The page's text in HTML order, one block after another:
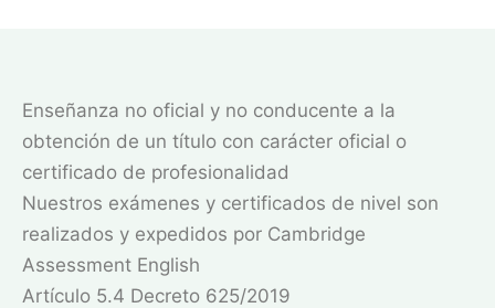
Enseñanza no oficial y no conducente a la
obtención de un título con carácter oficial o
certificado de profesionalidad
Nuestros exámenes y certificados de nivel son
realizados y expedidos por Cambridge
Assessment English
Artículo 5.4 Decreto 625/2019